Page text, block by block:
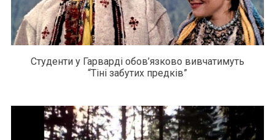
Студенти у Гарварді обов’язково вивчатимуть
“Тіні забутих предків”